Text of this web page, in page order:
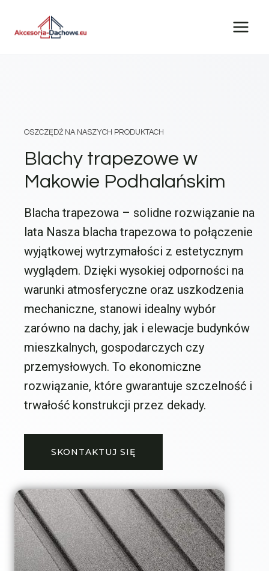
OSZCZĘDŹ NA NASZYCH PRODUKTACH
Blachy trapezowe w
Makowie Podhalańskim
Blacha trapezowa – solidne rozwiązanie na
lata Nasza blacha trapezowa to połączenie
wyjątkowej wytrzymałości z estetycznym
wyglądem. Dzięki wysokiej odporności na
warunki atmosferyczne oraz uszkodzenia
mechaniczne, stanowi idealny wybór
zarówno na dachy, jak i elewacje budynków
mieszkalnych, gospodarczych czy
przemysłowych. To ekonomiczne
rozwiązanie, które gwarantuje szczelność i
trwałość konstrukcji przez dekady.
SKONTAKTUJ SIĘ